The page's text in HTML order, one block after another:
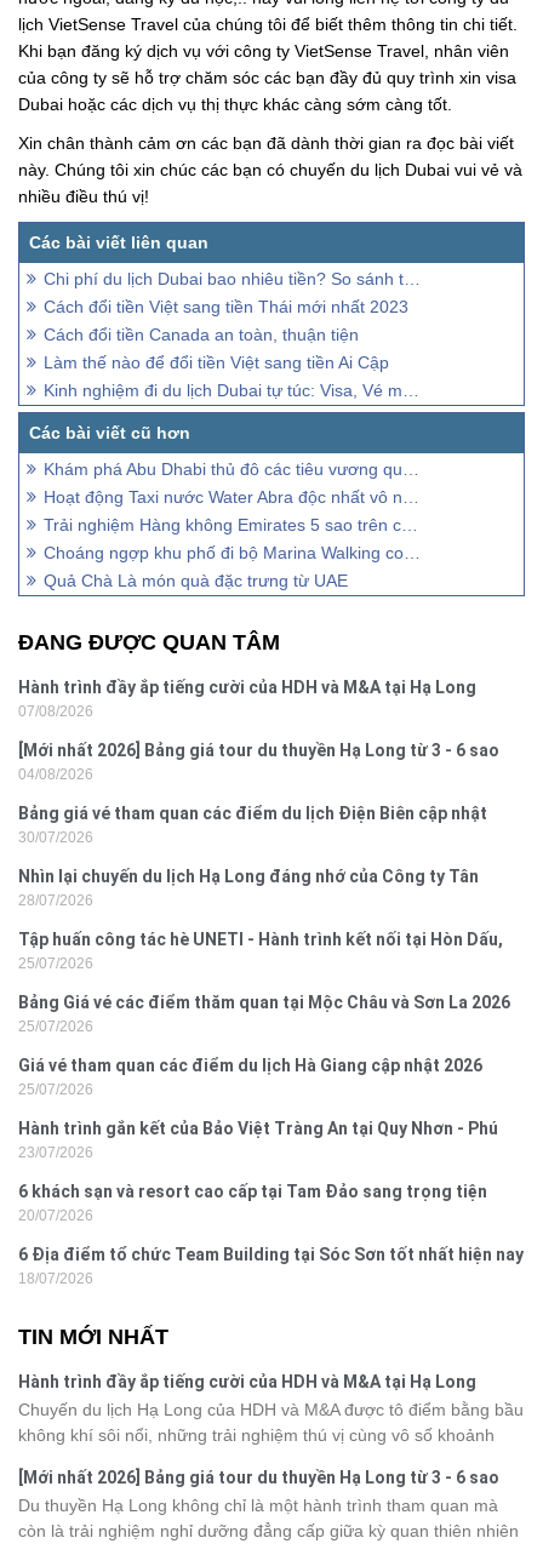
lịch VietSense Travel của chúng tôi để biết thêm thông tin chi tiết.
Khi bạn đăng ký dịch vụ với công ty VietSense Travel, nhân viên
của công ty sẽ hỗ trợ chăm sóc các bạn đầy đủ quy trình xin visa
Dubai hoặc các dịch vụ thị thực khác càng sớm càng tốt.
Xin chân thành cảm ơn các bạn đã dành thời gian ra đọc bài viết
này. Chúng tôi xin chúc các bạn có chuyến du lịch Dubai vui vẻ và
nhiều điều thú vị!
Chi phí du lịch Dubai bao nhiêu tiền? So sánh tour trọn gói & tự túc
Cách đổi tiền Việt sang tiền Thái mới nhất 2023
Cách đổi tiền Canada an toàn, thuận tiện
Làm thế nào để đổi tiền Việt sang tiền Ai Cập
Kinh nghiệm đi du lịch Dubai tự túc: Visa, Vé máy bay, tham quan
Khám phá Abu Dhabi thủ đô các tiêu vương quốc Ả Rập Thống Nhất
Hoạt động Taxi nước Water Abra độc nhất vô nhị trên thế giới
Trải nghiệm Hàng không Emirates 5 sao trên chuyến bay thẳng từ Việt Nam
Choáng ngợp khu phố đi bộ Marina Walking con đường tỷ Đô
Quả Chà Là món quà đặc trưng từ UAE
ĐANG ĐƯỢC QUAN TÂM
Hành trình đầy ắp tiếng cười của HDH và M&A tại Hạ Long
07/08/2026
[Mới nhất 2026] Bảng giá tour du thuyền Hạ Long từ 3 - 6 sao
04/08/2026
Bảng giá vé tham quan các điểm du lịch Điện Biên cập nhật
2026
30/07/2026
Nhìn lại chuyến du lịch Hạ Long đáng nhớ của Công ty Tân
Hưng 2026
28/07/2026
Tập huấn công tác hè UNETI - Hành trình kết nối tại Hòn Dấu,
Đồ Sơn
25/07/2026
Bảng Giá vé các điểm thăm quan tại Mộc Châu và Sơn La 2026
25/07/2026
Giá vé tham quan các điểm du lịch Hà Giang cập nhật 2026
25/07/2026
Hành trình gắn kết của Bảo Việt Tràng An tại Quy Nhơn - Phú
Yên
23/07/2026
6 khách sạn và resort cao cấp tại Tam Đảo sang trọng tiện
nghi
20/07/2026
6 Địa điểm tổ chức Team Building tại Sóc Sơn tốt nhất hiện nay
18/07/2026
TIN MỚI NHẤT
Hành trình đầy ắp tiếng cười của HDH và M&A tại Hạ Long
Chuyến du lịch Hạ Long của HDH và M&A được tô điểm bằng bầu
không khí sôi nổi, những trải nghiệm thú vị cùng vô số khoảnh
phút giây đồng hành bên nhau, tất cả đã tạo nên một chuyến đi
tràn đầy cảm xúc và dấu ấn khó quên.
[Mới nhất 2026] Bảng giá tour du thuyền Hạ Long từ 3 - 6 sao
Du thuyền Hạ Long không chỉ là một hành trình tham quan mà
còn là trải nghiệm nghỉ dưỡng đẳng cấp giữa kỳ quan thiên nhiên